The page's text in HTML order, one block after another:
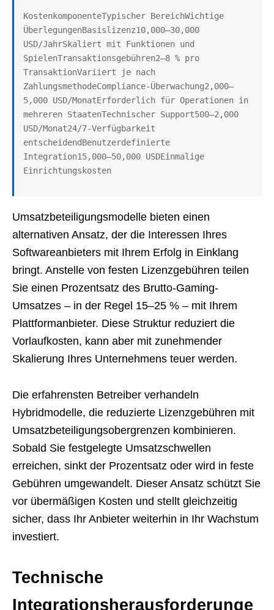
KostenkomponenteTypischer BereichWichtige
ÜberlegungenBasislizenz10,000–30,000
USD/JahrSkaliert mit Funktionen und
SpielenTransaktionsgebühren2–8 % pro
TransaktionVariiert je nach
ZahlungsmethodeCompliance-Überwachung2,000–
5,000 USD/MonatErforderlich für Operationen in
mehreren StaatenTechnischer Support500–2,000
USD/Monat24/7-Verfügbarkeit
entscheidendBenutzerdefinierte
Integration15,000–50,000 USDEinmalige
Einrichtungskosten
Umsatzbeteiligungsmodelle bieten einen
alternativen Ansatz, der die Interessen Ihres
Softwareanbieters mit Ihrem Erfolg in Einklang
bringt. Anstelle von festen Lizenzgebühren teilen
Sie einen Prozentsatz des Brutto-Gaming-
Umsatzes – in der Regel 15–25 % – mit Ihrem
Plattformanbieter. Diese Struktur reduziert die
Vorlaufkosten, kann aber mit zunehmender
Skalierung Ihres Unternehmens teuer werden.
Die erfahrensten Betreiber verhandeln
Hybridmodelle, die reduzierte Lizenzgebühren mit
Umsatzbeteiligungsobergrenzen kombinieren.
Sobald Sie festgelegte Umsatzschwellen
erreichen, sinkt der Prozentsatz oder wird in feste
Gebühren umgewandelt. Dieser Ansatz schützt Sie
vor übermäßigen Kosten und stellt gleichzeitig
sicher, dass Ihr Anbieter weiterhin in Ihr Wachstum
investiert.
Technische
Integrationsherausforderunge